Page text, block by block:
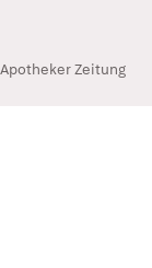
Zeitung